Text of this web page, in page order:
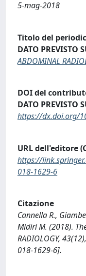
5-mag-2018
Titolo del
DATO PREVISTO
ABDOMINAL
DOI del
DATO PREVISTO
https://dx.doi.org/
URL dell'editore
https://
018-1629-6
Citazione
Cannella R.,
Midiri M. (2018). The
RADIOLOGY,
018-1629-6].